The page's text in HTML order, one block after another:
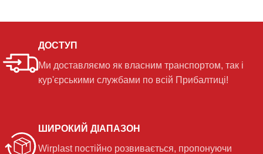
ДОСТУП
Ми доставляємо як власним транспортом, так і
кур'єрськими службами по всій Прибалтиці!
ШИРОКИЙ ДІАПАЗОН
Wirplast постійно розвивається, пропонуючи